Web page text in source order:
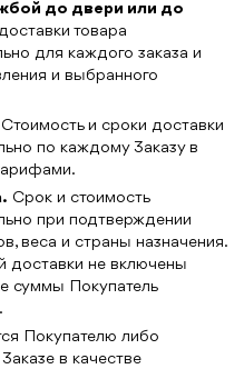
до двери или до
товара
для каждого заказа и
и выбранного
Стоимость и сроки доставки
по каждому Заказу в
Срок и стоимость
при подтверждении
веса и страны назначения.
доставки не включены
суммы Покупатель
Покупателю либо
в качестве